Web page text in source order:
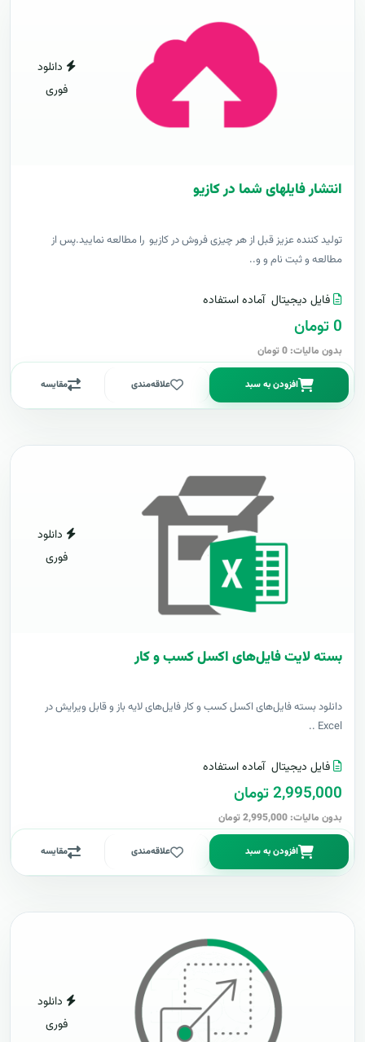
دانلود
فوری
انتشار فایلهای شما در کازیو
توليد کننده عزيز قبل از هر چیزی فروش در کازیو را مطالعه نمایید.پس از
مطالعه و ثبت نام و و..
فایل دیجیتال آماده استفاده
0 تومان
بدون مالیات: 0 تومان
افزودن به سبد علاقه‌مندی مقایسه
دانلود
فوری
بسته لایت فایل‌های اکسل کسب و کار
دانلود بسته فایل‌های اکسل کسب و کار فایل‌های لایه باز و قابل ویرایش در
Excel ..
فایل دیجیتال آماده استفاده
2,995,000 تومان
بدون مالیات: 2,995,000 تومان
افزودن به سبد علاقه‌مندی مقایسه
دانلود
فوری